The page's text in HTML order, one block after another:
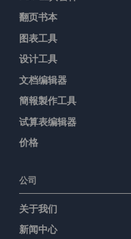
翻页书本
图表工具
设计工具
文档编辑器
簡報製作工具
试算表编辑器
价格
公司
关于我们
新闻中心